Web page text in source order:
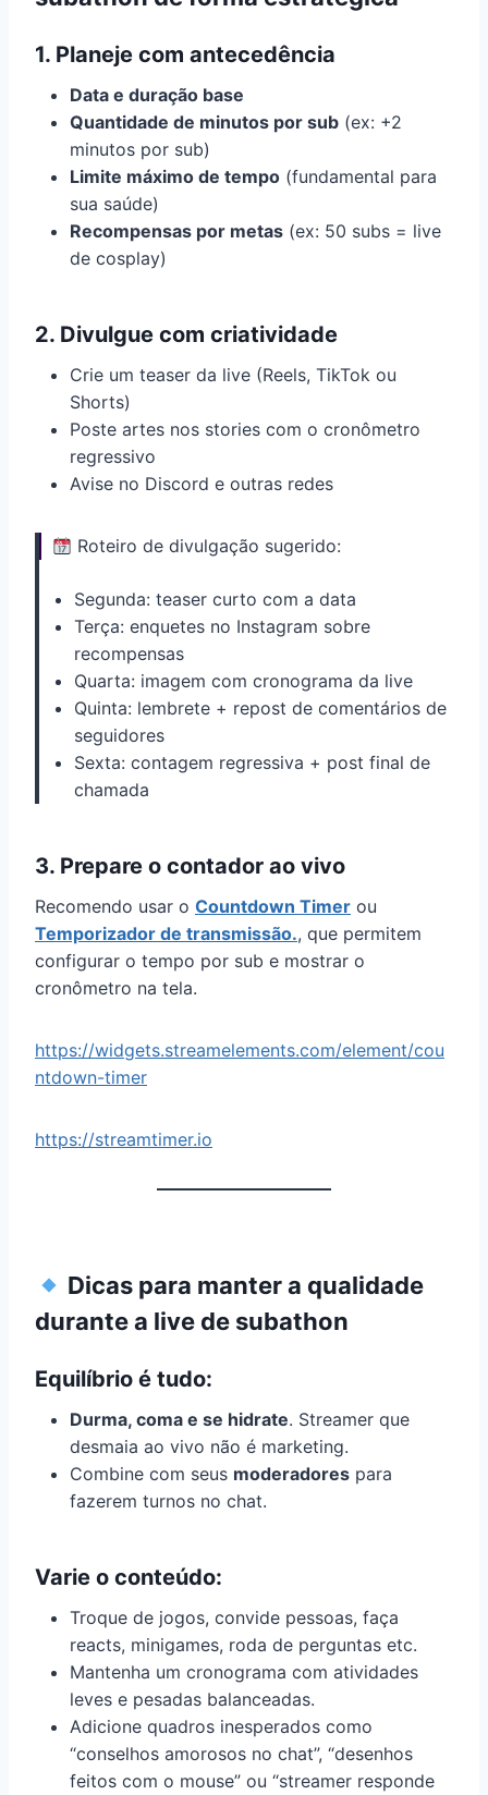
1. Planeje com antecedência
Data e duração base
Quantidade de minutos por sub (ex: +2
minutos por sub)
Limite máximo de tempo (fundamental para
sua saúde)
Recompensas por metas (ex: 50 subs = live
de cosplay)
2. Divulgue com criatividade
Crie um teaser da live (Reels, TikTok ou
Shorts)
Poste artes nos stories com o cronômetro
regressivo
Avise no Discord e outras redes
Roteiro de divulgação sugerido:
Segunda: teaser curto com a data
Terça: enquetes no Instagram sobre
recompensas
Quarta: imagem com cronograma da live
Quinta: lembrete + repost de comentários de
seguidores
Sexta: contagem regressiva + post final de
chamada
3. Prepare o contador ao vivo
Recomendo usar o Countdown Timer ou
Temporizador de transmissão., que permitem
configurar o tempo por sub e mostrar o
cronômetro na tela.
https://widgets.streamelements.com/element/cou
ntdown-timer
https://streamtimer.io
Dicas para manter a qualidade
durante a live de subathon
Equilíbrio é tudo:
Durma, coma e se hidrate. Streamer que
desmaia ao vivo não é marketing.
Combine com seus moderadores para
fazerem turnos no chat.
Varie o conteúdo:
Troque de jogos, convide pessoas, faça
reacts, minigames, roda de perguntas etc.
Mantenha um cronograma com atividades
leves e pesadas balanceadas.
Adicione quadros inesperados como
“conselhos amorosos no chat”, “desenhos
feitos com o mouse” ou “streamer responde